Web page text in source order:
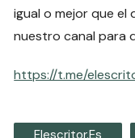
igual o mejor que el
nuestro canal para
https://t.me/
Elescritor.es